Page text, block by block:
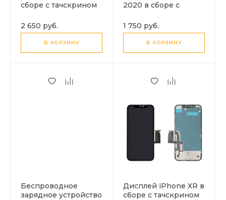
сборе с тачскрином
INCELL, JK
2 650 руб.
В КОРЗИНУ
2020 в сборе с
LCD
1 750 руб.
В КОРЗИНУ
Беспроводное
зарядное устройство
Дисплей iPhone XR в
сборе с тачскрином